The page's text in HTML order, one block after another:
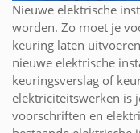
Nieuwe elektrische
worden. Zo moet je
keuring laten
nieuwe elektrische
keuringsverslag of
elektriciteitswerken is
voorschriften en